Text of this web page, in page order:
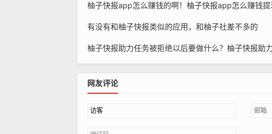
柚子快报app怎么赚钱的啊！柚子快报app怎么赚钱提现到
有没有和柚子快报类似的应用，和柚子社差不多的
柚子快报助力任务被拒绝以后要做什么？柚子快报助力的昵称是什
网友评论